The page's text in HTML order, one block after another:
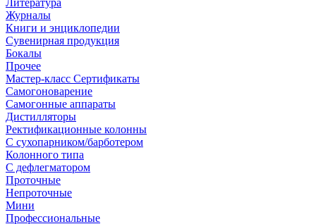
Литература
Журналы
Книги и энциклопедии
Сувенирная продукция
Бокалы
Прочее
Мастер-класс Сертификаты
Самогоноварение
Самогонные аппараты
Дистилляторы
Ректификационные колонны
С сухопарником/барботером
Колонного типа
С дефлегматором
Проточные
Непроточные
Мини
Профессиональные